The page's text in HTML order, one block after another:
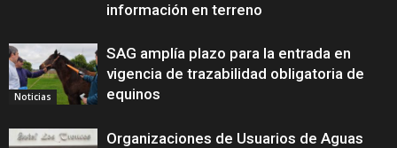
información en terreno
Noticias
SAG amplía plazo para la entrada en
vigencia de trazabilidad obligatoria de
equinos
Organizaciones de Usuarios de Aguas